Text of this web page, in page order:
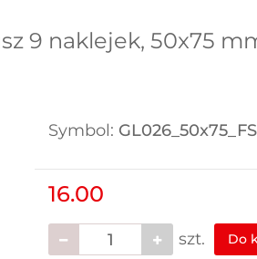
9 naklejek, 50x75
Symbol: GL026_50x75_FS
16.00
szt. Do